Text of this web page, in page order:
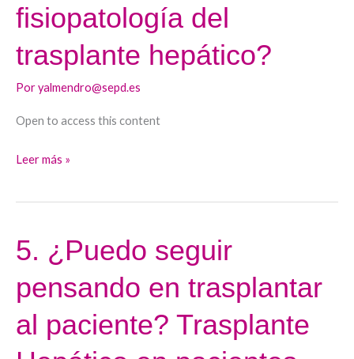
fisiopatología del
trasplante hepático?
Poryalmendro@sepd.es
Open to access this content
de
la
del
Leer más »
5. ¿Puedo seguir
pensando en trasplantar
al paciente? Trasplante
5.
¿Puedo
seguir
pensando
en